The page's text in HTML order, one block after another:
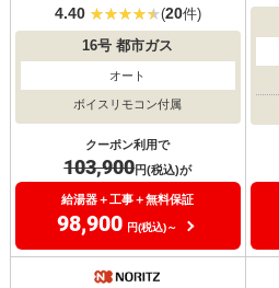
4.40 (20件)
16号 都市ガス
オート
ボイスリモコン付属
クーポン利用で
103,900円(税込)が
給湯器＋工事＋無料保証
98,900 円(税込)～